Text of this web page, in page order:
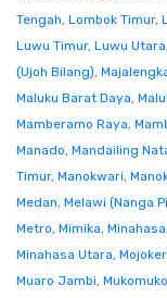
Tengah, Lombok Timur,
Luwu Timur, Luwu Utara
(Ujoh Bilang),
Maluku Barat Daya,
Mamberamo Raya,
Manado, Mandailing
Timur, Manokwari,
Medan, Melawi (Nanga
Metro, Mimika, Minahasa
Minahasa Utara,
Muaro Jambi, Mukomuko